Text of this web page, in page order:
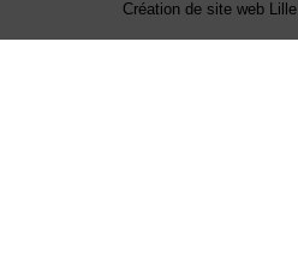
Création de site web Lille